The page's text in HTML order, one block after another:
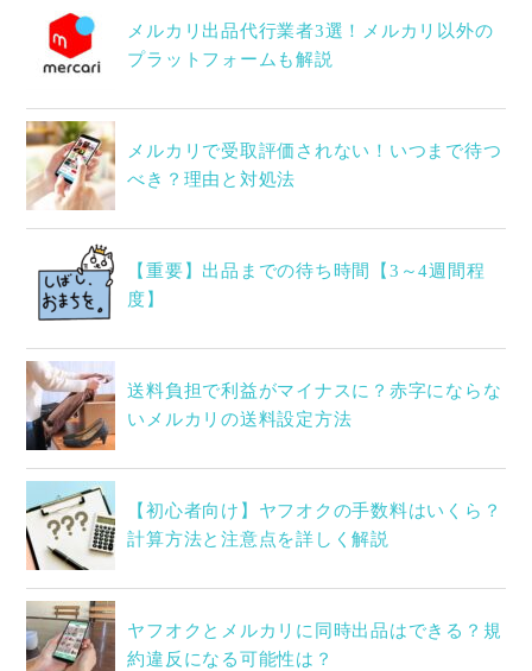
メルカリ出品代行業者3選！メルカリ以外の
プラットフォームも解説
メルカリで受取評価されない！いつまで待つ
べき？理由と対処法
【重要】出品までの待ち時間【3～4週間程
度】
送料負担で利益がマイナスに？赤字にならな
いメルカリの送料設定方法
【初心者向け】ヤフオクの手数料はいくら？
計算方法と注意点を詳しく解説
ヤフオクとメルカリに同時出品はできる？規
約違反になる可能性は？